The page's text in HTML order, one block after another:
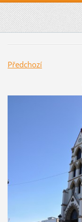
Předchozí